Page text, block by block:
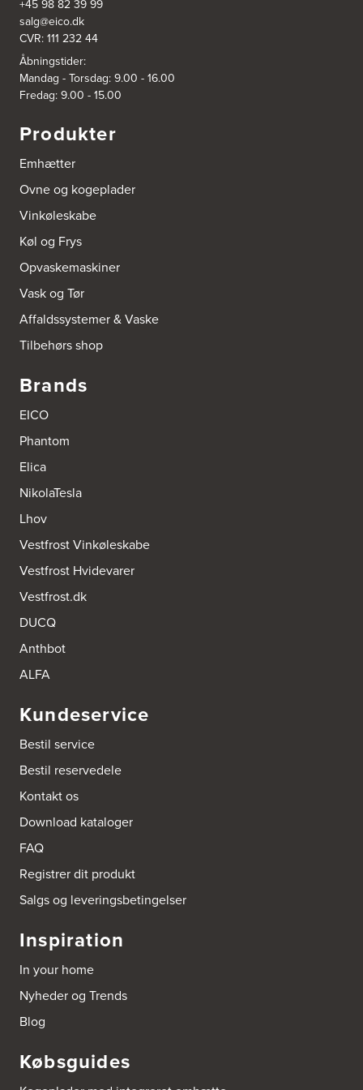
3832: Power Slagelse
Japanvej 8
4200 Slagelse
Tel.:70338080
https://www.power.dk/butik/power-slagelse/s-3832/
3836: Power Frederikshavn
Grønlandsvej 22
9900 Frederikshavn
https://www.power.dk/butik/power-frederikshavn/s-3836/
3841: Power Haderslev
Nordhavnsvej 2
6100 Haderslev
https://www.power.dk/butik/power-haderslev/s-3841/
A/S Henning Lund Horsens
8700 Horsens
A/S Kærsgaard
Hjørringvej 42
9400 Nørresundby
http://www.designa.dk
AUBO Køkken & Bad Østerbro
2100 København Ø
http://www.aubo.dk
Industrivej 8
5560 Aarup
Tel.:70101005
https://hvidtogfrit.dk/forhandler/aktiv-hvidevareservice/
Amager Køkken bad & Garderobe
2770 Kastrup
http://www.amagerkoekken.dk/
Gutenbergvej 1
9510 Arden
Tel.:
http://www.el-salg.dk
Arnum El-service ApS
Vestergade 30
6510 Gram
http://www.el-salg.dk
Norgesvej 24C
Tel.:73702533
http://www.aubo.dk
+45 98 82 39 99
salg@eico.dk
CVR: 111 232 44
Åbningstider:
Mandag - Torsdag: 9.00 - 16.00
Fredag: 9.00 - 15.00
Produkter
Emhætter
Ovne og kogeplader
Vinkøleskabe
Køl og Frys
Opvaskemaskiner
Vask og Tør
Affaldssystemer & Vaske
Tilbehørs shop
Brands
EICO
Phantom
Elica
NikolaTesla
Lhov
Vestfrost Vinkøleskabe
Vestfrost Hvidevarer
Vestfrost.dk
DUCQ
Anthbot
ALFA
Kundeservice
Bestil service
Bestil reservedele
Kontakt os
Download kataloger
FAQ
Registrer dit produkt
Salgs og leveringsbetingelser
Inspiration
In your home
Nyheder og Trends
Blog
Købsguides